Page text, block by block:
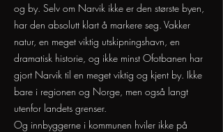
og by. Selv om Narvik ikke er den største byen,
har den absolutt klart å markere seg. Vakker
natur, en meget viktig utskipningshavn, en
dramatisk historie, og ikke minst Ofotbanen har
gjort Narvik til en meget viktig og kjent by. Ikke
bare i regionen og Norge, men også langt
utenfor landets grenser.
Og innbyggerne i kommunen hviler ikke på